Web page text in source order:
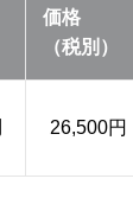
価格
（税別）
26,500円